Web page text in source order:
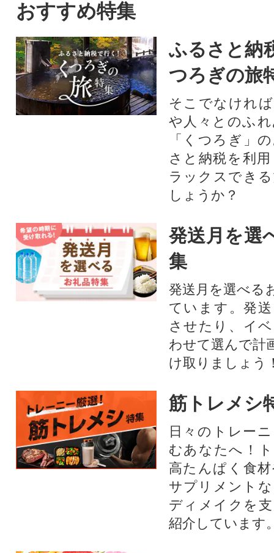
おすすめ特集
ふるさと納
つろぎの旅
そこでなけれ
や人々とのふ
「くつろぎ」
さと納税を利
ラックスでき
しょうか？
発送月を選
集
発送月を選べる
ています。発
させたり、イ
わせて選んで計
け取りましょう
筋トレメシ
日々のトレー
むあなたへ！
高たんぱく食
サプリメント
ディメイクを
紹介しています